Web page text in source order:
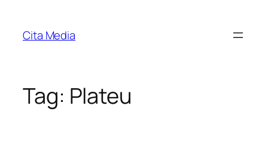
content
Cita Media
Tag: Plateu